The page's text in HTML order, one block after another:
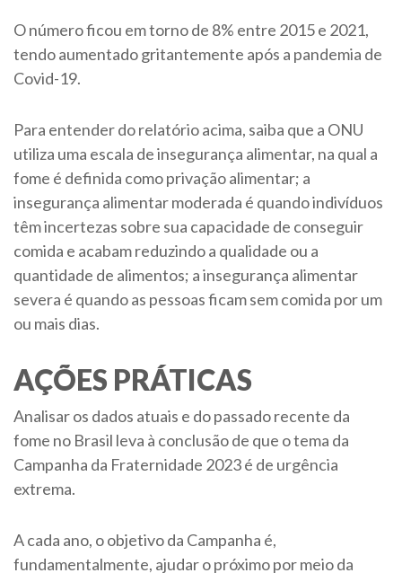
O número ficou em torno de 8% entre 2015 e 2021,
tendo aumentado gritantemente após a pandemia de
Covid-19.
Para entender do relatório acima, saiba que a ONU
utiliza uma escala de insegurança alimentar, na qual a
fome é definida como privação alimentar; a
insegurança alimentar moderada é quando indivíduos
têm incertezas sobre sua capacidade de conseguir
comida e acabam reduzindo a qualidade ou a
quantidade de alimentos; a insegurança alimentar
severa é quando as pessoas ficam sem comida por um
ou mais dias.
AÇÕES PRÁTICAS
Analisar os dados atuais e do passado recente da
fome no Brasil leva à conclusão de que o tema da
Campanha da Fraternidade 2023 é de urgência
extrema.
A cada ano, o objetivo da Campanha é,
fundamentalmente, ajudar o próximo por meio da